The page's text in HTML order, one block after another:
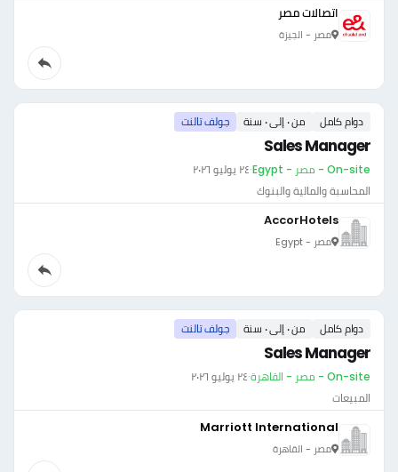
اتصالات مصر
مصر - الجيزة
دوام كامل من ٠ إلى ٠ سنة جولف تالنت
Sales Manager
On-site - مصر - Egypt ·٢٤ يوليو ٢٠٢٦
المحاسبة والمالية والبنوك
AccorHotels
مصر - Egypt
دوام كامل من ٠ إلى ٠ سنة جولف تالنت
Sales Manager
On-site - مصر - القاهرة ·٢٤ يوليو ٢٠٢٦
المبيعات
Marriott International
مصر - القاهرة